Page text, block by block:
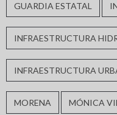
GUARDIA ESTATAL
INFRAESTRUCTURA
INFRAESTRUCTURA
MORENA MÓNICA